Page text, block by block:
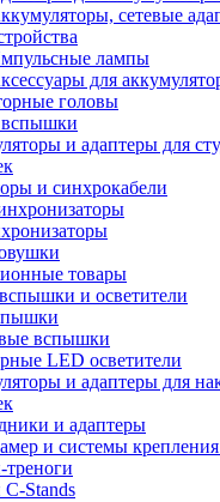
сетевые
лампы
для
головы
и адаптеры для
и синхрокабели
товары
и осветители
вспышки
LED осветители
и адаптеры для
и адаптеры
и системы
Stands